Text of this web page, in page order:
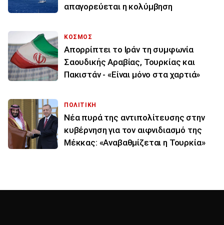
απαγορεύεται η κολύμβηση
ΚΟΣΜΟΣ
Απορρίπτει το Ιράν τη συμφωνία
Σαουδικής Αραβίας, Τουρκίας και
Πακιστάν - «Είναι μόνο στα χαρτιά»
ΠΟΛΙΤΙΚΗ
Νέα πυρά της αντιπολίτευσης στην
κυβέρνηση για τον αιφνιδιασμό της
Μέκκας: «Αναβαθμίζεται η Τουρκία»